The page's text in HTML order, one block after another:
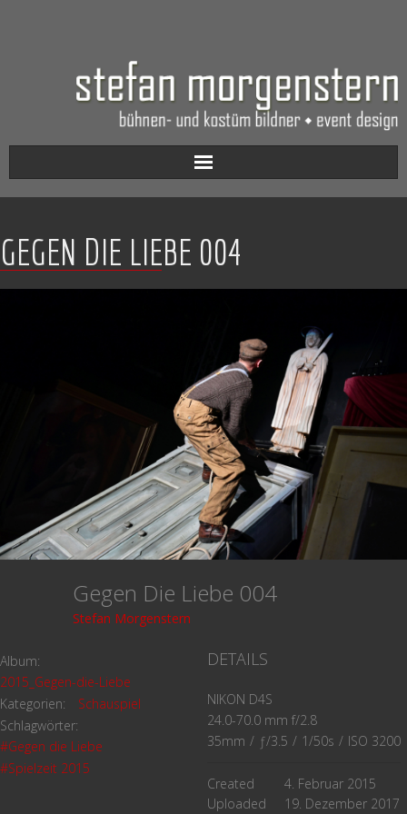
Aktuell
Werkverzeichnis
Biografie
GEGEN DIE LIEBE 004
Gegen Die Liebe 004
Stefan Morgenstern
Album:
2015_Gegen-die-Liebe
Kategorien:
Schauspiel
Schlagwörter:
#Gegen die Liebe
#Spielzeit 2015
DETAILS
NIKON D4S
24.0-70.0 mm f/2.8
35mm / ƒ/3.5 / 1/50s / ISO 3200
Created
4. Februar 2015
Uploaded
19. Dezember 2017